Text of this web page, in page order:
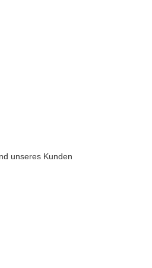
unseres Kunden